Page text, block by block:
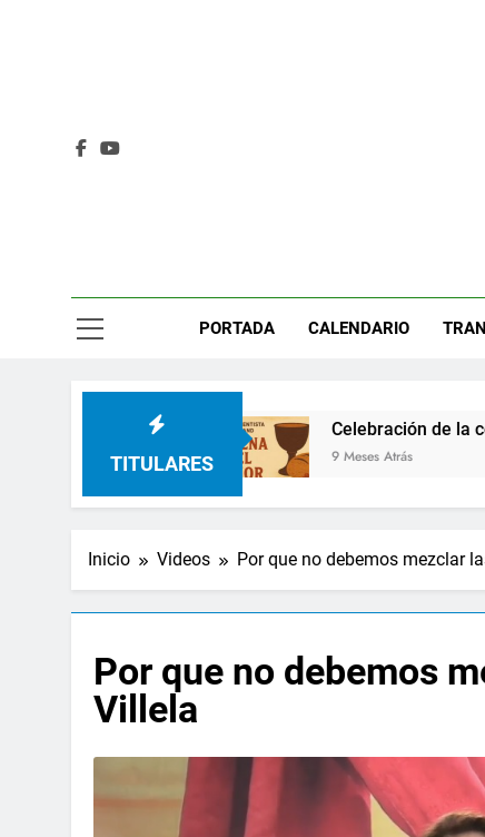
PORTADA CALENDARIO
TITULARES
Celebración de la cena del
9 Meses Atrás
Inicio Videos Por que no debemos mezclar
Por que no debemos
Villela